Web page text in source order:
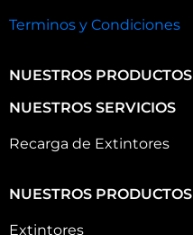
Terminos y Condiciones
NUESTROS PRODUCTOS
NUESTROS SERVICIOS
Recarga de Extintores
NUESTROS PRODUCTOS
Extintores